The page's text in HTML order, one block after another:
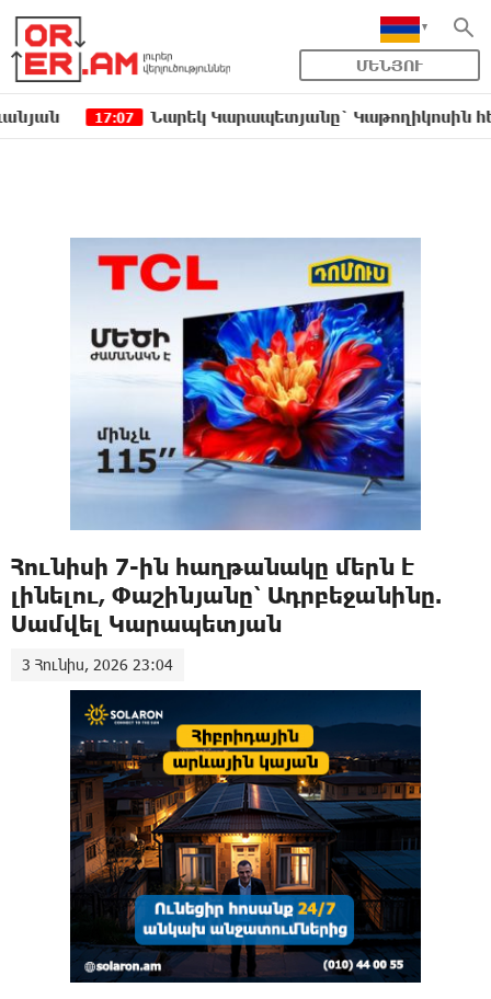
ՄԵՆՅՈՒ
17:07 Նարեկ Կարապետյանը` Կաթողիկոսին հեռացնել
Հունիսի 7-ին հաղթանակը մերն է
լինելու, Փաշինյանը՝ Ադրբեջանինը.
Սամվել Կարապետյան
3 Հունիս, 2026 23:04